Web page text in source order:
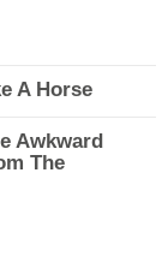
A Horse
Awkward
The